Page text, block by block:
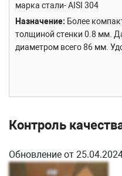
марка стали- AISI 304
Назначение Более
толщиной стенки 0.8 мм.
диаметром всего 86 мм.
Контроль
Обновление от